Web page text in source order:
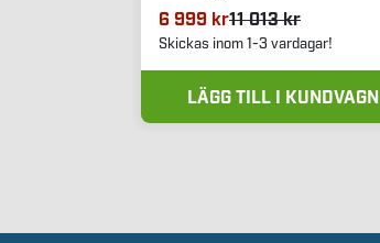
6 999 kr11 013 kr
Skickas inom 1-3 vardagar!
LÄGG TILL I KUNDVAGN